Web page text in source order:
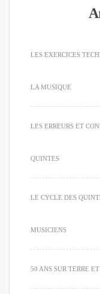
LES EXERCICES
LA MUSIQUE
LES ERREURS ET
QUINTES
LE CYCLE DES
MUSICIENS
50 ANS SUR TERRE